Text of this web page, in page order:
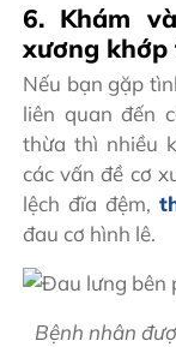
6. Khám
xương khớp
Nếu bạn gặp
liên quan đến
thừa thì nhiều
các vấn đề cơ
lệch đĩa đệm,
đau cơ hình lê.
Bệnh nhân